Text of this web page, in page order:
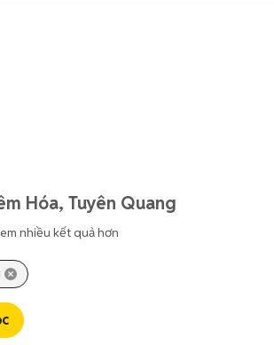
Hóa, Tuyên Quang
nhiều kết quả hơn